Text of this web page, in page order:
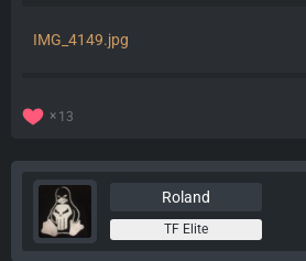
IMG_4149.jpg
13
Roland
TF Elite